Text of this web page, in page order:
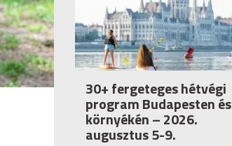
30+ fergeteges hétvégi
program Budapesten és
környékén – 2026.
augusztus 5-9.